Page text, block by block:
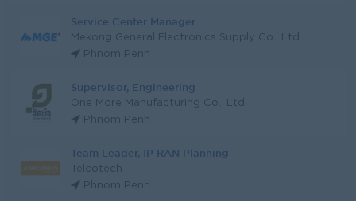
Service Center Manager
Mekong General Electronics Supply Co., Ltd
Phnom Penh
Supervisor, Engineering
One More Manufacturing Co., Ltd
Phnom Penh
Team Leader, IP RAN Planning
Telcotech
Phnom Penh